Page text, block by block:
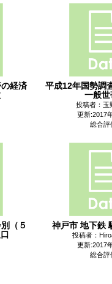
経済
平成12年国勢調
一般世
投稿者：玉
更新:2017
総合評
（５
神戸市 地下鉄
投稿者：
更新:2017
総合評